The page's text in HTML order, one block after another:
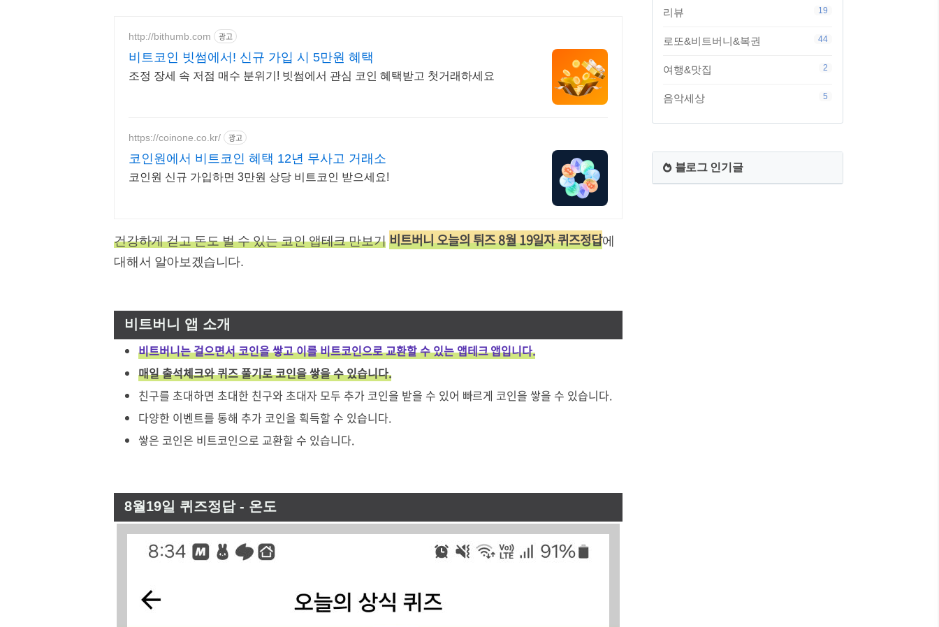
http://bithumb.com 광고
비트코인 빗썸에서! 신규 가입 시 5만원 혜택
조정 장세 속 저점 매수 분위기! 빗썸에서 관심 코인 혜택받고 첫거래하세요
https://coinone.co.kr/ 광고
코인원에서 비트코인 혜택 12년 무사고 거래소
코인원 신규 가입하면 3만원 상당 비트코인 받으세요!
건강하게 걷고 돈도 벌 수 있는 코인 앱테크 만보기 비트버니 오늘의 튀즈 8월 19일자 퀴즈정답에
대해서 알아보겠습니다.
비트버니 앱 소개
비트버니는 걸으면서 코인을 쌓고 이를 비트코인으로 교환할 수 있는 앱테크 앱입니다.
매일 출석체크와 퀴즈 풀기로 코인을 쌓을 수 있습니다.
친구를 초대하면 초대한 친구와 초대자 모두 추가 코인을 받을 수 있어 빠르게 코인을 쌓을 수 있습니다.
다양한 이벤트를 통해 추가 코인을 획득할 수 있습니다.
쌓은 코인은 비트코인으로 교환할 수 있습니다.
8월19일 퀴즈정답 - 온도
리뷰 19
로또&비트버니&복권 44
여행&맛집 2
음악세상 5
블로그 인기글